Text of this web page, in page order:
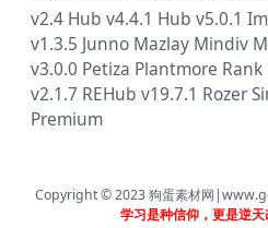
v2.4 Hub v4.4.1 Hub v5.0.1
v1.3.5 Junno Mazlay Mindiv
v3.0.0 Petiza Plantmore Rank
v2.1.7 REHub v19.7.1 Rozer
Premium
Copyright © 2023狗蛋素材网
学习是种信仰，更是逆天